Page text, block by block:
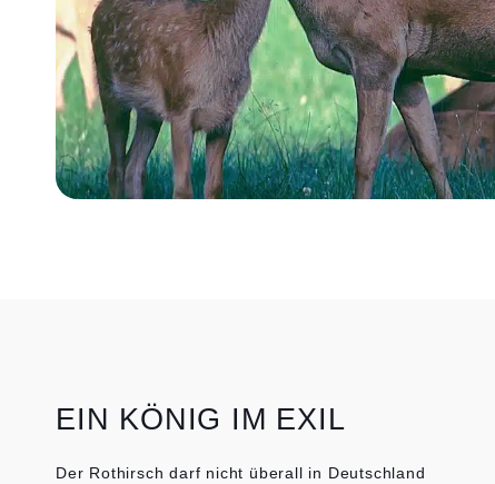
EIN KÖNIG IM EXIL
Der Rothirsch darf nicht überall in Deutschland